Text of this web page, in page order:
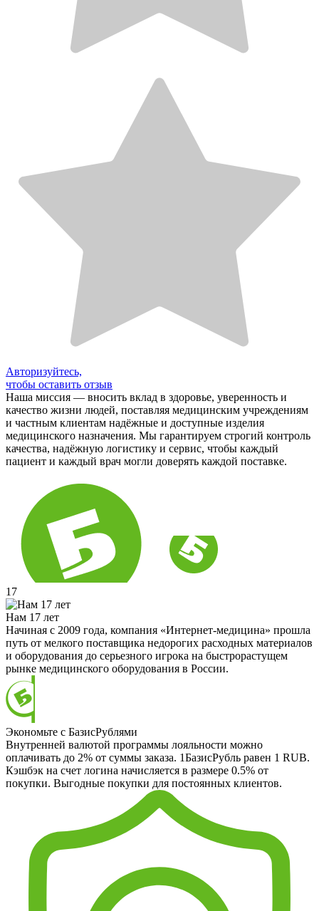
Авторизуйтесь,
чтобы оставить отзыв
Наша миссия — вносить вклад в здоровье, уверенность и
качество жизни людей, поставляя медицинским учреждениям
и частным клиентам надёжные и доступные изделия
медицинского назначения. Мы гарантируем строгий контроль
качества, надёжную логистику и сервис, чтобы каждый
пациент и каждый врач могли доверять каждой поставке.
17
Нам 17 лет
Начиная с 2009 года, компания «Интернет-медицина» прошла
путь от мелкого поставщика недорогих расходных материалов
и оборудования до серьезного игрока на быстрорастущем
рынке медицинского оборудования в России.
Экономьте с БазисРублями
Внутренней валютой программы лояльности можно
оплачивать до 2% от суммы заказа. 1БазисРубль равен 1 RUB.
Кэшбэк на счет логина начисляется в размере 0.5% от
покупки. Выгодные покупки для постоянных клиентов.